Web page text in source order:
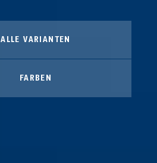
ALLE VARIANTEN
FARBEN